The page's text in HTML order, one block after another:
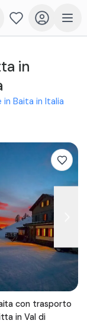
in
in Baita in Italia
con trasporto
in Val di